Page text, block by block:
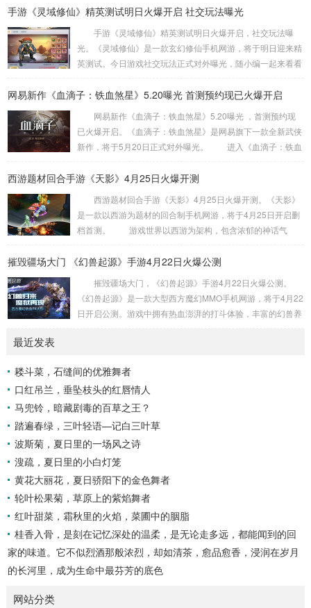
可获得基础道具包（含忠诚度+5的茶具套装和情绪稳定剂）。
程。数据显示，完成3次初级课程后，服务效率可提升30%，
且触发隐藏剧情概率增加15%。互动方面，每天赠送玫瑰（商
城免费领取）可使忠诚度日均增...
手游《灵域修仙》精英测试明日火爆开启 社交玩法曝光
手游《灵域修仙》精英测试明日火爆开启，社交玩法曝
光。《灵域修仙》是一款玄幻修仙手机网游，将于明日迎来精
英测试。今日游戏社交玩法正式对外曝光，随小编一起来看看
关，万夫莫敌。《灵域修仙》手游竞技除了跨服竞技，还有好
随着等级解锁的全新竞技系统等你来挑战。公平竞技场百人试
炼强者云集，渴望着见证你成为王者的一天! 仙盟荣耀 好
友相伴争霸炫战 ...
网易新作《血滴子：铁血煞星》5.20曝光 首测预约现已火爆开启
网易新作《血滴子：铁血煞星》5.20曝光 ，首测预约现
已火爆开启。《血滴子：铁血煞星》是网易旗下一款全新武侠
新作，将于5月20日正式对外曝光。 进入《血滴子：铁血
样，不难看出这款游戏应该会在网易5月20日举办的游戏热爱
期待5月20日吧! 与志同道合的小伙伴一起打游戏，新游必有
激活码，新服必定有礼包，以满足玩家各种需求为准则，期待
你的加入!...
西游题材回合手游《天影》4月25日火爆开测
西游题材回合手游《天影》4月25日火爆开测。《天影》
是一款以西游为题材的回合制手机网游，将于4月25日开启删
档首测。 游戏世界以西游为架构，包含浓郁的神话气
膀系统，还有唯美的外观系统。其他还拥有仙侣、神兵、法
极致体验! 与志同道合的小伙伴一起打游戏，新游必有激活
码，新服必定有礼包，以满足玩家各种需求为准则，期待你的
加入! 想知道更多新游资讯>...
摧毁疆场大门 《幻兽起源》手游4月22日火爆公测
摧毁疆场大门，《幻兽起源》手游4月22日火爆公测。
《幻兽起源》是一款大型西方魔幻MMO手机网游，将于4月22
日开启公测。游戏中拥有热血澎湃的打斗体验，丰富的幻兽养
的战士冲锋在前。魔法师是强大的魔法元素操纵者，他们用魔
法消灭敌人，也用魔法来保护自己。他们被视为异类，却同样
嫉恶如仇，当他们施展秘术，魔物的...
最近发表
耧斗菜，石缝间的优雅舞者
口红吊兰，垂坠枝头的红唇情人
马兜铃，暗藏剧毒的百草之王？
踏遍春绿，三叶轻语—记白三叶草
波斯菊，夏日里的一场风之诗
溲疏，夏日里的小白灯笼
黄花大丽花，夏日骄阳下的金色舞者
轮叶松果菊，草原上的紫焰舞者
红叶甜菜，霜秋里的火焰，菜圃中的胭脂
桂香入骨，是刻在记忆深处的温柔，是无论走多远，都能闻到的回
家的味道。它不似烈酒那般浓烈，却如清茶，愈品愈香，浸润在岁月
的长河里，成为生命中最芬芳的底色
网站分类